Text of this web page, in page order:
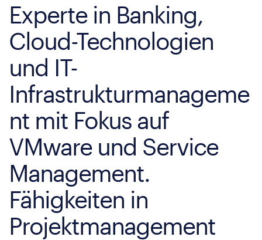
Experte in Banking,
Cloud-Technologien
und IT-
Infrastrukturmanageme
nt mit Fokus auf
VMware und Service
Management.
Fähigkeiten in
Projektmanagement